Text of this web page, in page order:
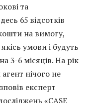
та
65 відсотків
на вимогу,
умови і будуть
3-6 місяців. На рік
нічого не
експерт
«CASE